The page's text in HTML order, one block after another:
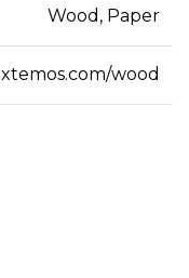
Wood, Paper
xtemos.com/wood